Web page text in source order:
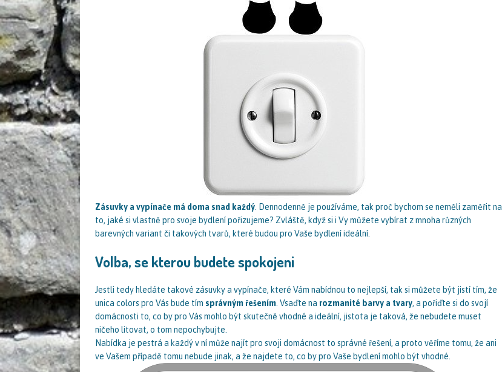
Zásuvky a vypínače má doma snad každý . Dennodenně je používáme, tak proč bychom se neměli zaměřit na
to, jaké si vlastně pro svoje bydlení pořizujeme? Zvláště, když si i Vy můžete vybírat z mnoha různých
barevných variant či takových tvarů, které budou pro Vaše bydlení ideální.
Volba, se kterou budete spokojeni
Jestli tedy hledáte takové zásuvky a vypínače, které Vám nabídnou to nejlepší, tak si můžete být jistí tím, že
unica colors pro Vás bude tím správným řešením . Vsaďte na rozmanité barvy a tvary, a pořiďte si do svojí
domácnosti to, co by pro Vás mohlo být skutečně vhodné a ideální, jistota je taková, že nebudete muset
ničeho litovat, o tom nepochybujte.
Nabídka je pestrá a každý v ní může najít pro svoji domácnost to správné řešení, a proto věříme tomu, že ani
ve Vašem případě tomu nebude jinak, a že najdete to, co by pro Vaše bydlení mohlo být vhodné.